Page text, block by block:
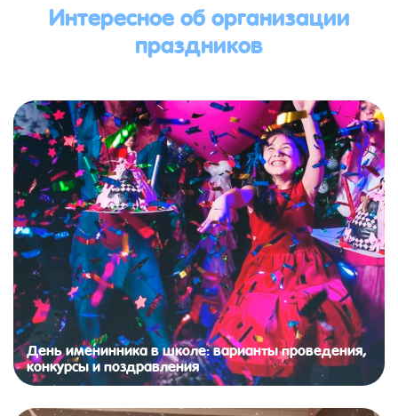
Интересное об организации
праздников
День именинника в школе: варианты проведения,
конкурсы и поздравления